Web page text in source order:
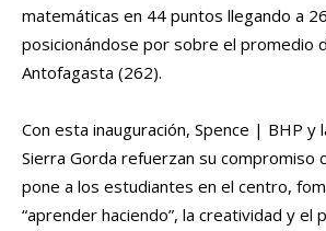
matemáticas en 44 puntos llegando a
posicionándose por sobre el promedio
Antofagasta (262).
Con esta inauguración, Spence | BHP y
Sierra Gorda refuerzan su compromiso
pone a los estudiantes en el centro,
“aprender haciendo”, la creatividad y el